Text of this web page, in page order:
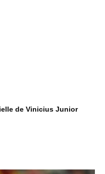
de Vinicius Junior